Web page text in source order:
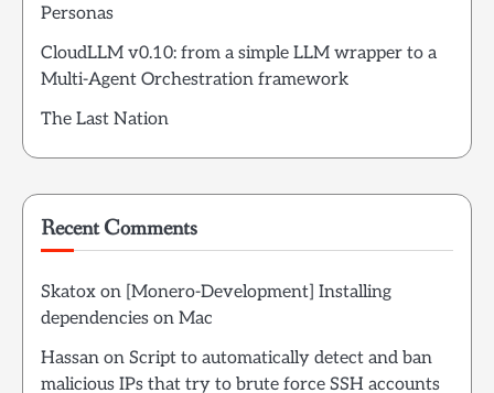
Personas
CloudLLM v0.10: from a simple LLM wrapper to a
Multi-Agent Orchestration framework
The Last Nation
Recent Comments
Skatox on [Monero-Development] Installing
dependencies on Mac
Hassan on Script to automatically detect and ban
malicious IPs that try to brute force SSH accounts